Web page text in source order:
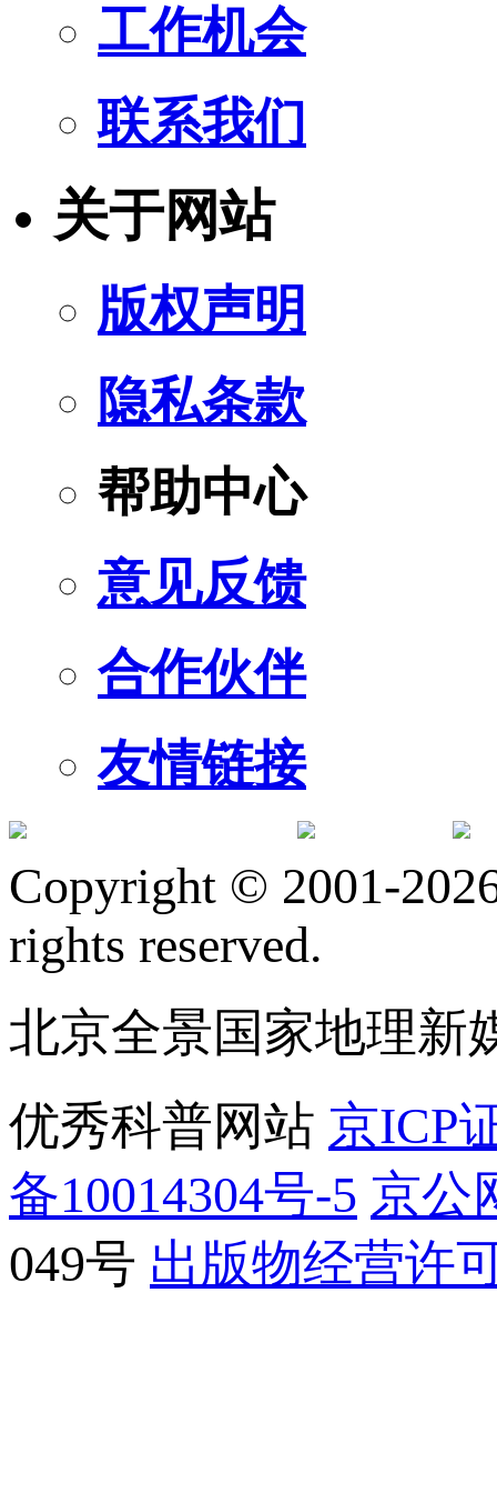
工作机会
联系我们
关于网站
版权声明
隐私条款
帮助中心
意见反馈
合作伙伴
友情链接
Copyright © 2001-
rights reserved.
北京全景国家地理新
优秀科普网站 京ICP
备10014304号-5 京公
049号 出版物经营许